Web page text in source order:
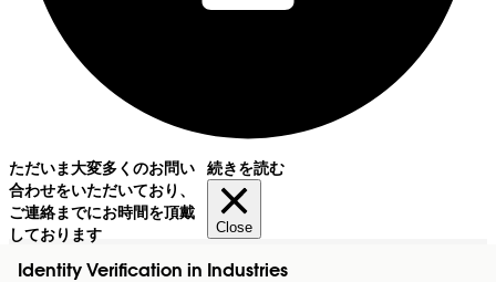
ただいま大変多くのお問い
合わせをいただいており、
ご連絡までにお時間を頂戴
しております
続きを読む
Close
Identity Verification in Industries